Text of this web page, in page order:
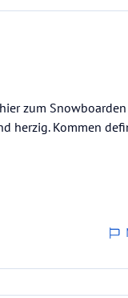
zum
herzig. Kommen